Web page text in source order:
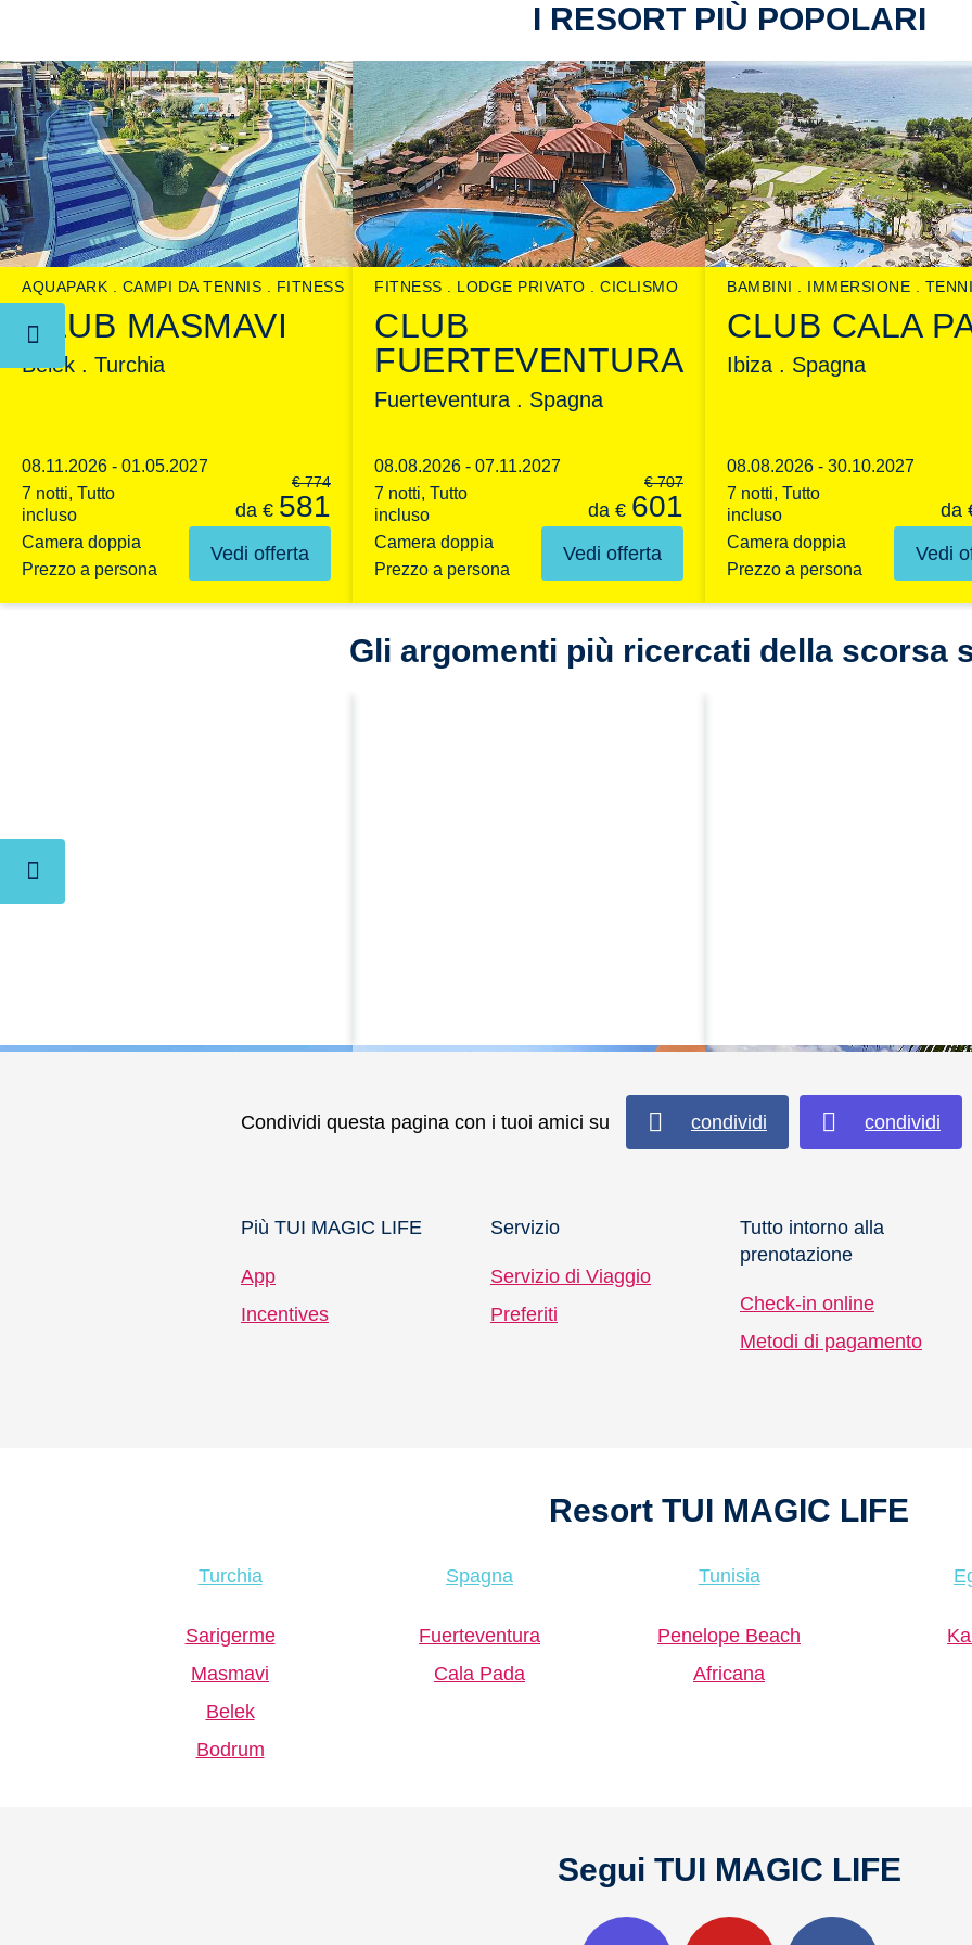
I RESORT PIÙ POPOLARI
AQUAPARK CAMPI DA TENNIS FITNESS
CLUB MASMAVI
Belek . Turchia
08.11.2026 - 01.05.2027
7 notti, Tutto
incluso
Camera doppia
Prezzo a persona
€ 774
da € 581
Vedi offerta
FITNESS LODGE PRIVATO CICLISMO
CLUB
FUERTEVENTURA
Fuerteventura . Spagna
08.08.2026 - 07.11.2027
7 notti, Tutto
incluso
Camera doppia
Prezzo a persona
€ 707
da € 601
Vedi offerta
BAMBINI IMMERSIONE
CLUB CALA
Ibiza . Spagna
08.08.2026 - 30.10.2027
7 notti, Tutto
incluso
Camera doppia
Prezzo a persona
da
Vedi
Gli argomenti più ricercati della scorsa
Cancellazione flessibile fino a
Club Calabria
Condividi questa pagina con i tuoi amici su condividi condividi
Più TUI MAGIC LIFE
App
Incentives
Servizio
Servizio di Viaggio
Preferiti
Tutto intorno alla
prenotazione
Check-in online
Metodi di pagamento
Resort TUI MAGIC LIFE
Turchia
Sarigerme
Masmavi
Belek
Bodrum
Spagna
Fuerteventura
Cala Pada
Tunisia
Penelope Beach
Africana
Segui TUI MAGIC LIFE